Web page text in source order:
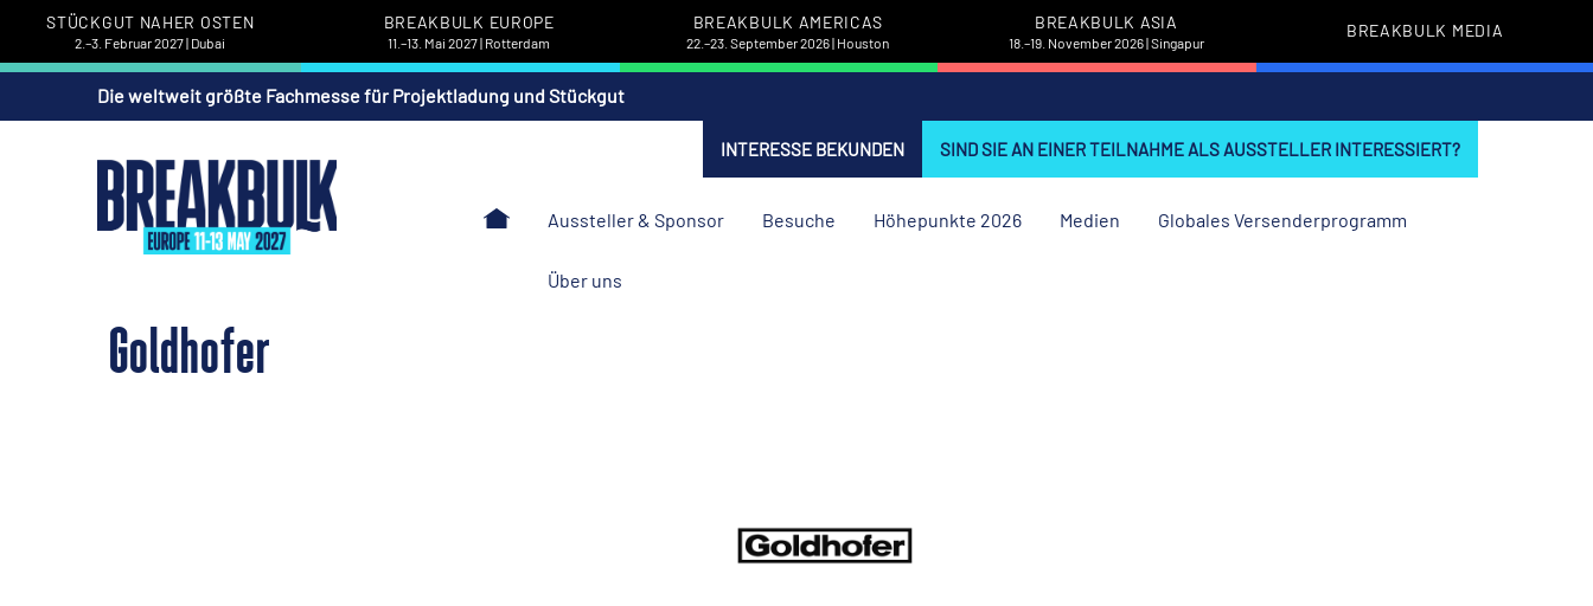
STÜCKGUT NAHER OSTEN
2.–3. Februar 2027 | Dubai
BREAKBULK EUROPE
11.–13. Mai 2027 | Rotterdam
BREAKBULK AMERICAS
22.–23. September 2026 | Houston
BREAKBULK ASIA
18.–19. November 2026 | Singapur
BREAKBULK MEDIA
Die weltweit größte Fachmesse für Projektladung und Stückgut
INTERESSE BEKUNDEN SIND SIE AN EINER TEILNAHME ALS AUSSTELLER INTERESSIERT?
Aussteller & Sponsor Besuche Höhepunkte 2026 Medien Globales Versenderprogramm
Über uns
Goldhofer